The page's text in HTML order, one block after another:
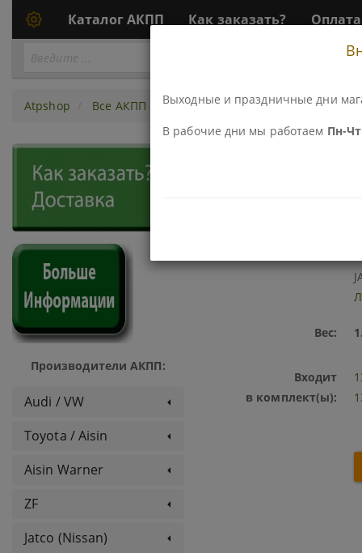
Каталог АКПП Как заказать?
Atpshop Все АКПП JF506E (JA5A-EL), 09A, 09B
Производители АКПП:
Audi / VW
Toyota / Aisin
Aisin Warner
ZF
Jatco (Nissan)
Вес:
Входит
в комплект(ы):
Выходные и праздничные дни
В рабочие дни мы работаем Пн-